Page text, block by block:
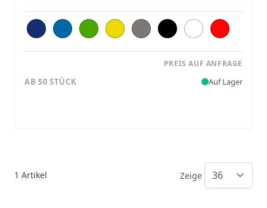
PREIS AUF ANFRAGE
AB 50 STÜCK Auf Lager
1 Artikel Zeige